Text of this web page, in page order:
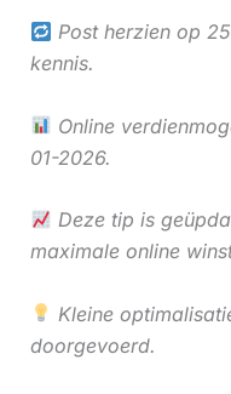
Post herzien op
kennis.
Online
01-2026.
Deze tip is
maximale online
Kleine
doorgevoerd.